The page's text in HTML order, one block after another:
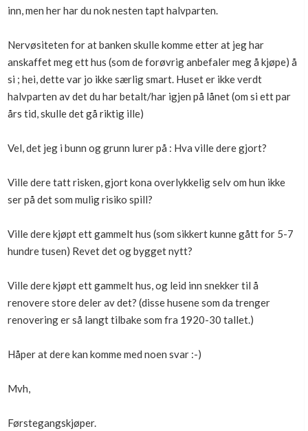
inn, men her har du nok nesten tapt halvparten.
Nervøsiteten for at banken skulle komme etter at jeg har
anskaffet meg ett hus (som de forøvrig anbefaler meg å kjøpe) å
si ; hei, dette var jo ikke særlig smart. Huset er ikke verdt
halvparten av det du har betalt/har igjen på lånet (om si ett par
års tid, skulle det gå riktig ille)
Vel, det jeg i bunn og grunn lurer på : Hva ville dere gjort?
Ville dere tatt risken, gjort kona overlykkelig selv om hun ikke
ser på det som mulig risiko spill?
Ville dere kjøpt ett gammelt hus (som sikkert kunne gått for 5-7
hundre tusen) Revet det og bygget nytt?
Ville dere kjøpt ett gammelt hus, og leid inn snekker til å
renovere store deler av det? (disse husene som da trenger
renovering er så langt tilbake som fra 1920-30 tallet.)
Håper at dere kan komme med noen svar :-)
Mvh,
Førstegangskjøper.